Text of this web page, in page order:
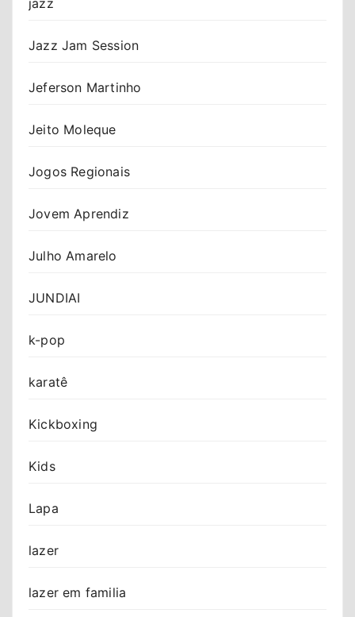
Jazz Jam Session
Jeferson Martinho
Jeito Moleque
Jogos Regionais
Jovem Aprendiz
Julho Amarelo
JUNDIAI
k-pop
karatê
Kickboxing
Kids
Lapa
lazer
lazer em familia